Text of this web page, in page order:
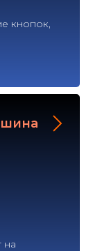
кнопок,
на